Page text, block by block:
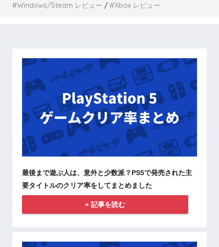
Windows/Steam レビュー
Xbox レビュー
最後まで遊ぶ人は、意外と少数派？PS5で発売された主
要タイトルのクリア率をしてまとめました
» 記事を読む